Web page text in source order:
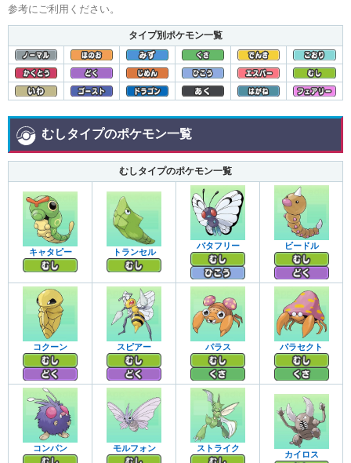
参考にご利用ください。
タイプ別ポケモン一覧
むしタイプのポケモン一覧
むしタイプのポケモン一覧
キャタピー トランセル
バタフリー ビードル
コクーン スピアー パラス パラセクト
コンパン モルフォン ストライク
カイロス